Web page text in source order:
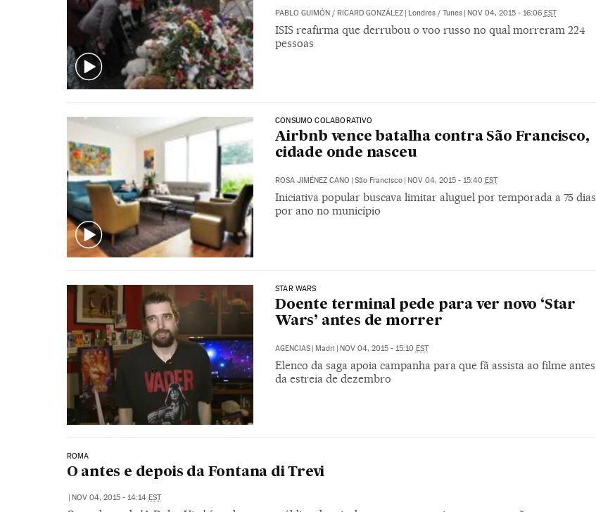
PABLO GUIMÓN/ RICARD GONZÁLEZ | Londres / Tunes | NOV 04, 2015 - 16:06 EST
ISIS reafirma que derrubou o voo russo no qual morreram 224
pessoas
CONSUMO COLABORATIVO
Airbnb vence batalha contra São Francisco,
cidade onde nasceu
ROSA JIMÉNEZ CANO São Francisco NOV 04, 2015 - 15:40 EST
Iniciativa popular buscava limitar aluguel por temporada a 75 dias
por ano no município
STAR WARS
Doente terminal pede para ver novo ‘Star
Wars’ antes de morrer
AGENCIAS | Madri | NOV 04, 2015 - 15:10 EST
Elenco da saga apoia campanha para que fã assista ao filme antes
da estreia de dezembro
ROMA
O antes e depois da Fontana di Trevi
NOV 04, 2015 - 14:14 EST